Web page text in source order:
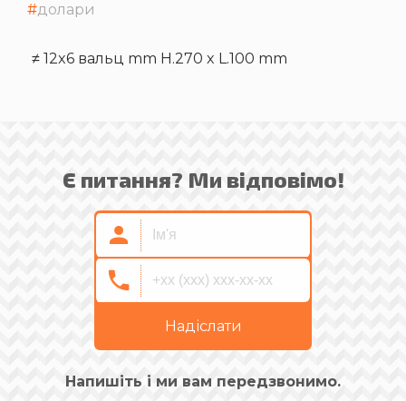
долари
≠ 12x6 вальц mm H.270 x L.100 mm
Є питання? Ми відповімо!
Надіслати
Напишіть і ми вам передзвонимо.